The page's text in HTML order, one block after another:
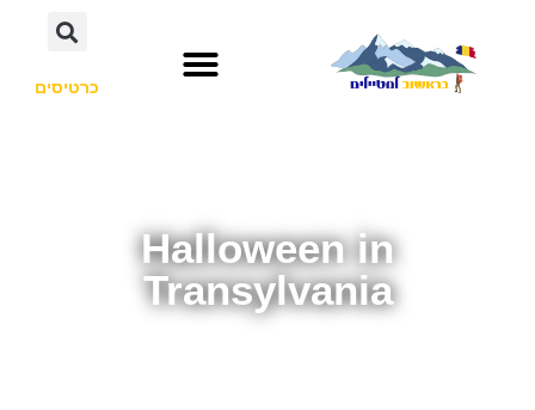
כרטיסים
Halloween in
Transylvania